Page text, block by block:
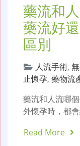
藥流和
藥流好
區別
人流手術,
止懷孕, 藥物流
藥流和人流哪
外懷孕時，都
Read More